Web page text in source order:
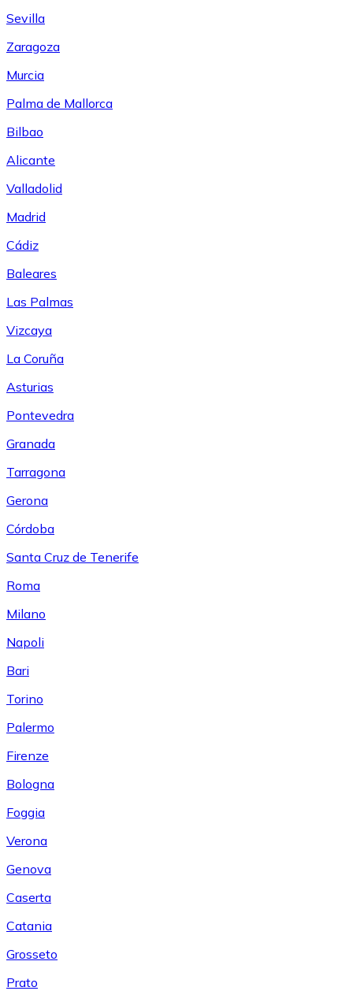
Sevilla
Zaragoza
Murcia
Palma de Mallorca
Bilbao
Alicante
Valladolid
Madrid
Cádiz
Baleares
Las Palmas
Vizcaya
La Coruña
Asturias
Pontevedra
Granada
Tarragona
Gerona
Córdoba
Santa Cruz de Tenerife
Roma
Milano
Napoli
Bari
Torino
Palermo
Firenze
Bologna
Foggia
Verona
Genova
Caserta
Catania
Grosseto
Prato